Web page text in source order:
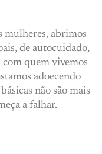
mulheres, abrimos
de autocuidado,
com quem vivemos
adoecendo
não são mais
a falhar.